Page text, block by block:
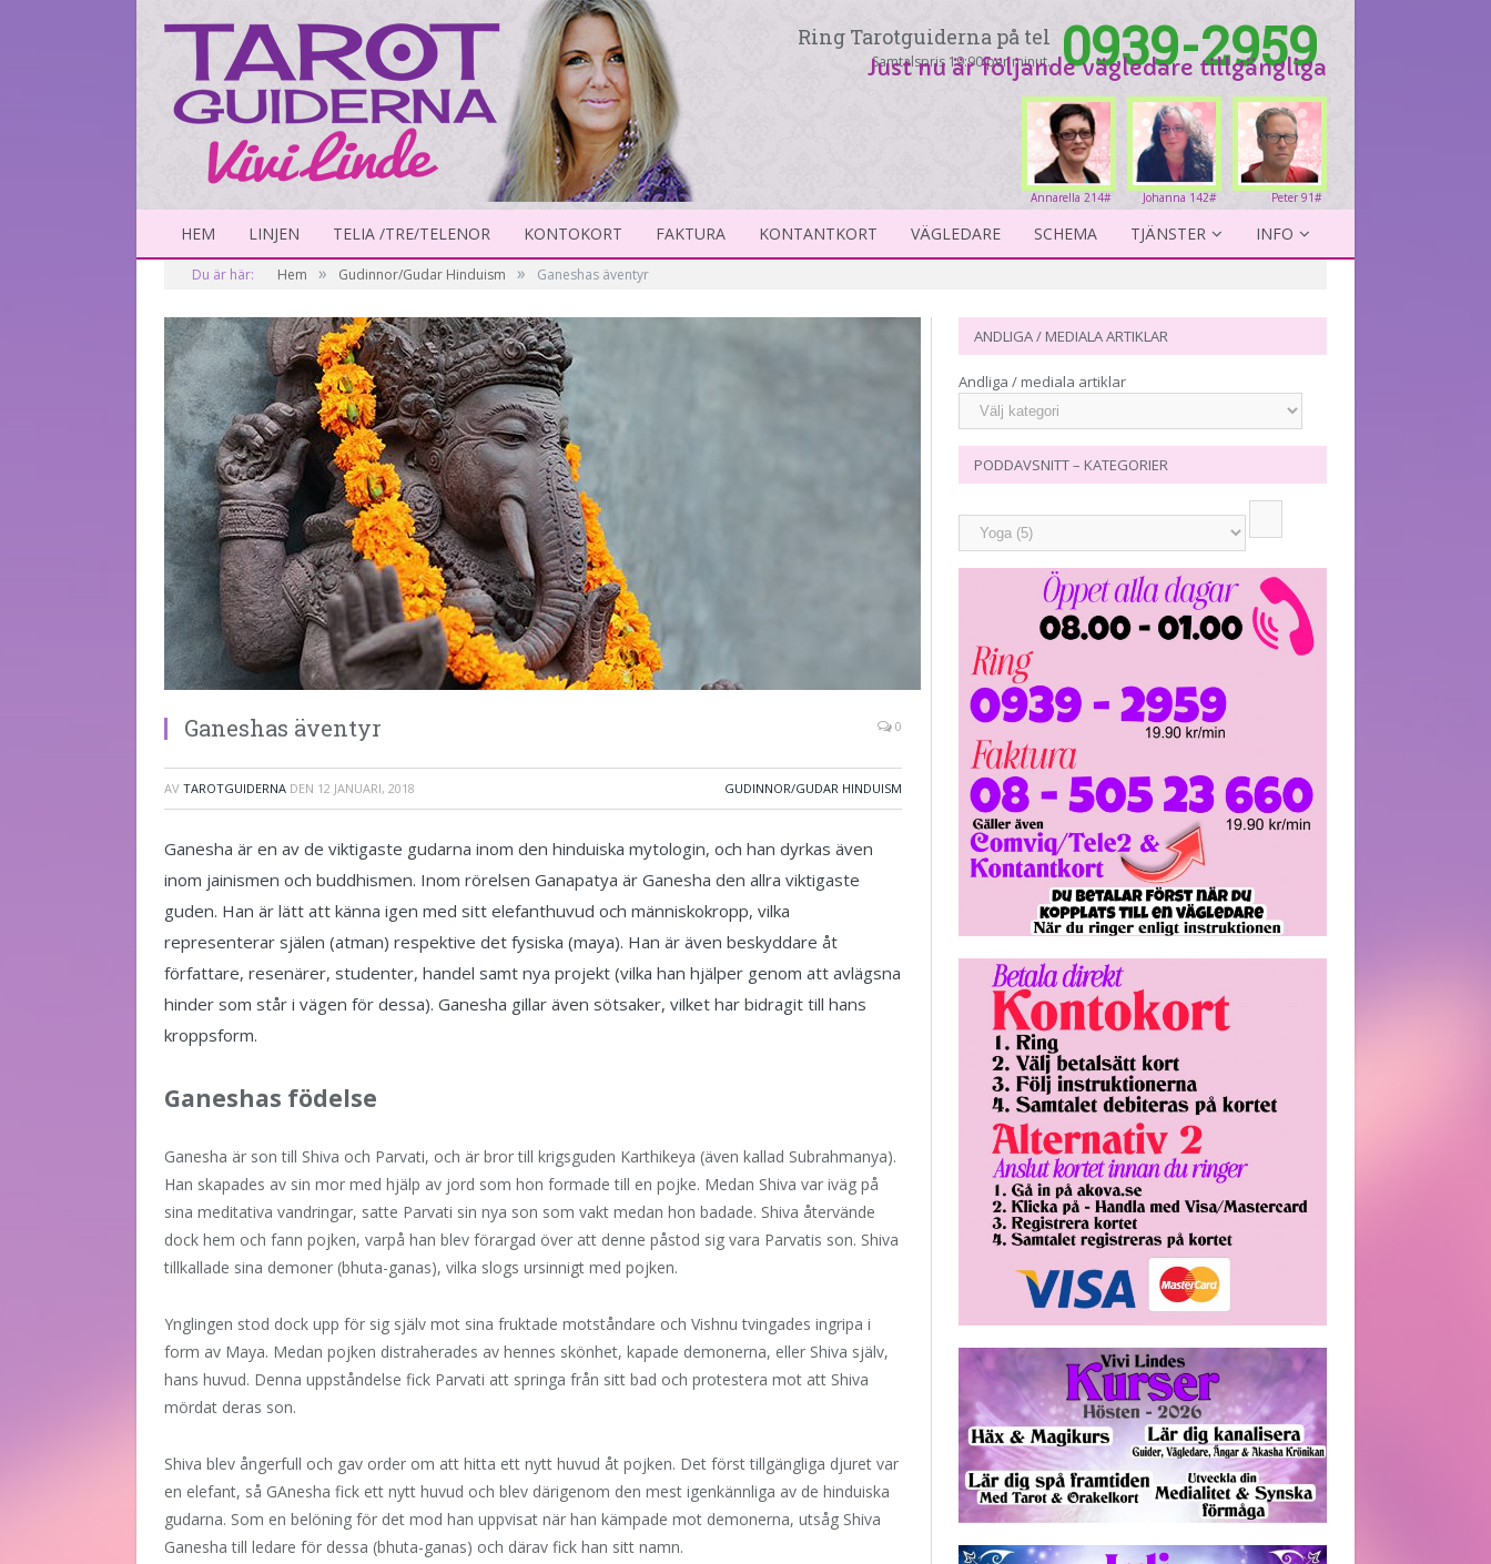
Ring Tarotguiderna på tel
Samtalspris 19:90 per minut. 0939-2959
Just nu är följande vägledare tillgängliga
Peter 91#
Johanna 142#
Annarella 214#
HEM LINJEN TELIA /TRE/TELENOR KONTOKORT FAKTURA KONTANTKORT VÄGLEDARE SCHEMA TJÄNSTER INFO
Du är här: Hem » Gudinnor/Gudar Hinduism » Ganeshas äventyr
Ganeshas äventyr 0
AV TAROTGUIDERNA DEN 12 JANUARI, 2018 GUDINNOR/GUDAR HINDUISM
Ganesha är en av de viktigaste gudarna inom den hinduiska mytologin, och han dyrkas även
inom jainismen och buddhismen. Inom rörelsen Ganapatya är Ganesha den allra viktigaste
guden. Han är lätt att känna igen med sitt elefanthuvud och människokropp, vilka
representerar själen (atman) respektive det fysiska (maya). Han är även beskyddare åt
författare, resenärer, studenter, handel samt nya projekt (vilka han hjälper genom att avlägsna
hinder som står i vägen för dessa). Ganesha gillar även sötsaker, vilket har bidragit till hans
kroppsform.
Ganeshas födelse
Ganesha är son till Shiva och Parvati, och är bror till krigsguden Karthikeya (även kallad Subrahmanya).
Han skapades av sin mor med hjälp av jord som hon formade till en pojke. Medan Shiva var iväg på
sina meditativa vandringar, satte Parvati sin nya son som vakt medan hon badade. Shiva återvände
dock hem och fann pojken, varpå han blev förargad över att denne påstod sig vara Parvatis son. Shiva
tillkallade sina demoner (bhuta-ganas), vilka slogs ursinnigt med pojken.
Ynglingen stod dock upp för sig själv mot sina fruktade motståndare och Vishnu tvingades ingripa i
form av Maya. Medan pojken distraherades av hennes skönhet, kapade demonerna, eller Shiva själv,
hans huvud. Denna uppståndelse fick Parvati att springa från sitt bad och protestera mot att Shiva
mördat deras son.
Shiva blev ångerfull och gav order om att hitta ett nytt huvud åt pojken. Det först tillgängliga djuret var
en elefant, så GAnesha fick ett nytt huvud och blev därigenom den mest igenkännliga av de hinduiska
gudarna. Som en belöning för det mod han uppvisat när han kämpade mot demonerna, utsåg Shiva
Ganesha till ledare för dessa (bhuta-ganas) och därav fick han sitt namn.
ANDLIGA / MEDIALA ARTIKLAR
Andliga / mediala artiklar
PODDAVSNITT – KATEGORIER